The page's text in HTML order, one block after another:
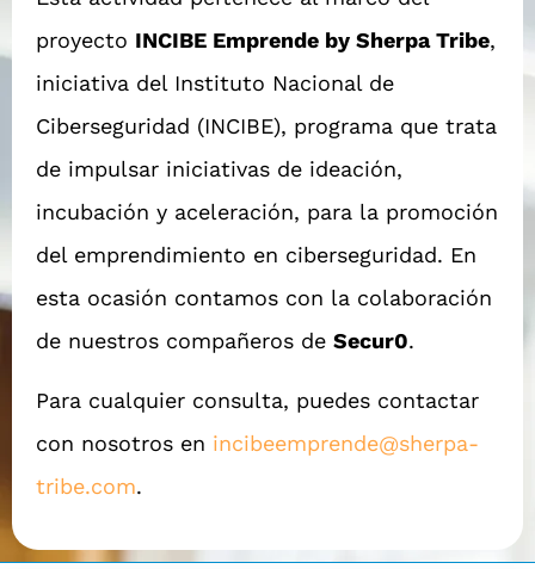
proyecto INCIBE Emprende by Sherpa Tribe,
iniciativa del Instituto Nacional de
Ciberseguridad (INCIBE), programa que trata
de impulsar iniciativas de ideación,
incubación y aceleración, para la promoción
del emprendimiento en ciberseguridad. En
esta ocasión contamos con la colaboración
de nuestros compañeros de Secur0.
Para cualquier consulta, puedes contactar
con nosotros en incibeemprende@sherpa-
tribe.com.